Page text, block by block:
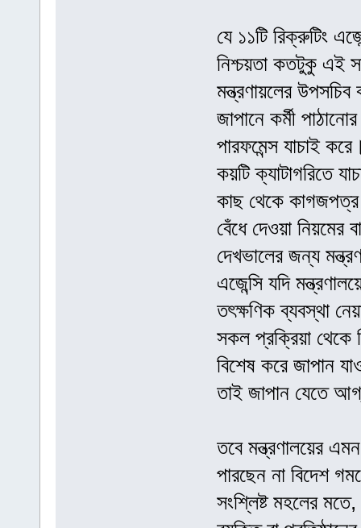
যে ১১টি রিক্রুটিং
নিশ্চয়তা কতটুকু এই
মন্ত্রণায়লের
জাপানে কর্মী
পারফমেন্স যাচাই
কয়টি ক্যাটাগরিতে
কাছ থেকে কাগজপত্র
বেঁধে দেওয়া নিয়মের
দেখভালের জন্য
এজেন্সি যদি
তৎক্ষণিক ব্যবস্থা
সকল প্রক্রিয়া থেকে
বিশেষ করে জাপান
তাই জাপান যেতে
তবে মন্ত্রণালয়ের
পারছেন না বিদেশ
সংশ্লিষ্ট মহলের